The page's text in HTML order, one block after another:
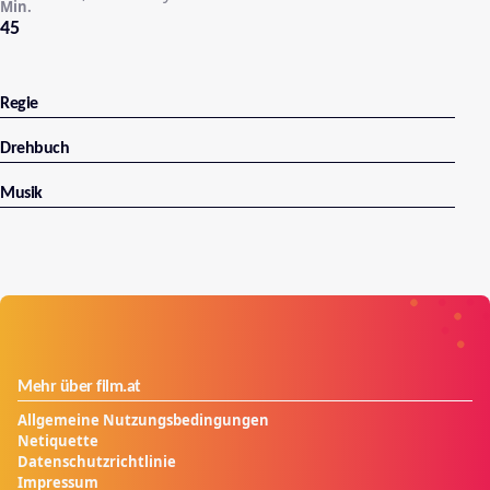
45
Min.
Regie
Drehbuch
Musik
Mehr über film.at
Allgemeine Nutzungsbedingungen
Netiquette
Datenschutzrichtlinie
Impressum